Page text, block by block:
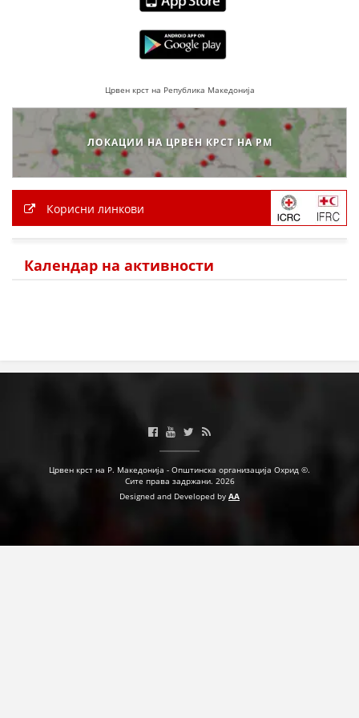
ПРИРАЧНИЦИ
ЕДУКАТИВНО ИНФОРМАТИВНИ МАТЕРИЈАЛИ
БРОШУРИ
ПОСТЕРИ
Црвен крст на Република Македонија
ЛОКАЦИИ НА ЦРВЕН КРСТ НА РМ
Корисни линкови
Календар на активности
Црвен крст на Р. Македонија - Општинска организација Охрид ©.
Сите права задржани. 2026
Designed and Developed by AA